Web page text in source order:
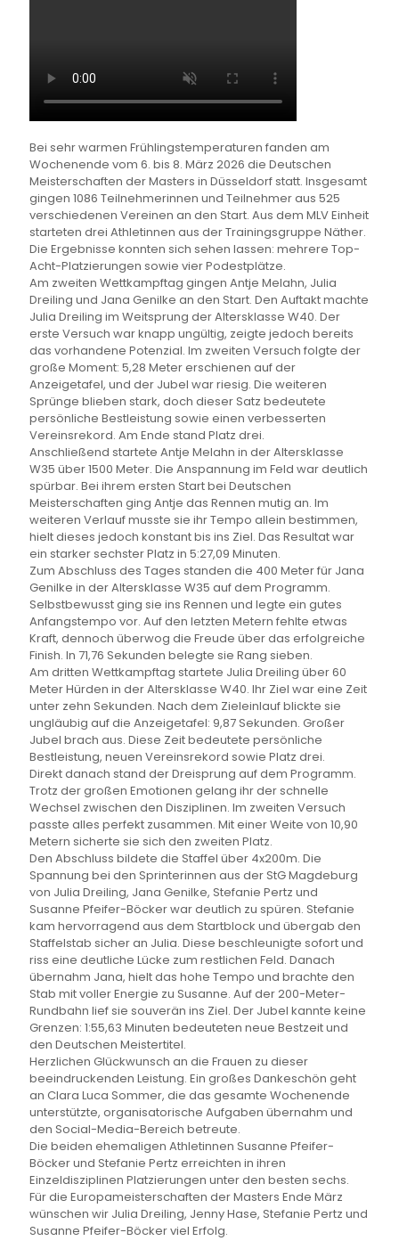
Bei sehr warmen Frühlingstemperaturen fanden am
Wochenende vom 6. bis 8. März 2026 die Deutschen
Meisterschaften der Masters in Düsseldorf statt. Insgesamt
gingen 1086 Teilnehmerinnen und Teilnehmer aus 525
verschiedenen Vereinen an den Start. Aus dem MLV Einheit
starteten drei Athletinnen aus der Trainingsgruppe Näther.
Die Ergebnisse konnten sich sehen lassen: mehrere Top-
Acht-Platzierungen sowie vier Podestplätze.
Am zweiten Wettkampftag gingen Antje Melahn, Julia
Dreiling und Jana Genilke an den Start. Den Auftakt machte
Julia Dreiling im Weitsprung der Altersklasse W40. Der
erste Versuch war knapp ungültig, zeigte jedoch bereits
das vorhandene Potenzial. Im zweiten Versuch folgte der
große Moment: 5,28 Meter erschienen auf der
Anzeigetafel, und der Jubel war riesig. Die weiteren
Sprünge blieben stark, doch dieser Satz bedeutete
persönliche Bestleistung sowie einen verbesserten
Vereinsrekord. Am Ende stand Platz drei.
Anschließend startete Antje Melahn in der Altersklasse
W35 über 1500 Meter. Die Anspannung im Feld war deutlich
spürbar. Bei ihrem ersten Start bei Deutschen
Meisterschaften ging Antje das Rennen mutig an. Im
weiteren Verlauf musste sie ihr Tempo allein bestimmen,
hielt dieses jedoch konstant bis ins Ziel. Das Resultat war
ein starker sechster Platz in 5:27,09 Minuten.
Zum Abschluss des Tages standen die 400 Meter für Jana
Genilke in der Altersklasse W35 auf dem Programm.
Selbstbewusst ging sie ins Rennen und legte ein gutes
Anfangstempo vor. Auf den letzten Metern fehlte etwas
Kraft, dennoch überwog die Freude über das erfolgreiche
Finish. In 71,76 Sekunden belegte sie Rang sieben.
Am dritten Wettkampftag startete Julia Dreiling über 60
Meter Hürden in der Altersklasse W40. Ihr Ziel war eine Zeit
unter zehn Sekunden. Nach dem Zieleinlauf blickte sie
ungläubig auf die Anzeigetafel: 9,87 Sekunden. Großer
Jubel brach aus. Diese Zeit bedeutete persönliche
Bestleistung, neuen Vereinsrekord sowie Platz drei.
Direkt danach stand der Dreisprung auf dem Programm.
Trotz der großen Emotionen gelang ihr der schnelle
Wechsel zwischen den Disziplinen. Im zweiten Versuch
passte alles perfekt zusammen. Mit einer Weite von 10,90
Metern sicherte sie sich den zweiten Platz.
Den Abschluss bildete die Staffel über 4x200m. Die
Spannung bei den Sprinterinnen aus der StG Magdeburg
von Julia Dreiling, Jana Genilke, Stefanie Pertz und
Susanne Pfeifer-Böcker war deutlich zu spüren. Stefanie
kam hervorragend aus dem Startblock und übergab den
Staffelstab sicher an Julia. Diese beschleunigte sofort und
riss eine deutliche Lücke zum restlichen Feld. Danach
übernahm Jana, hielt das hohe Tempo und brachte den
Stab mit voller Energie zu Susanne. Auf der 200-Meter-
Rundbahn lief sie souverän ins Ziel. Der Jubel kannte keine
Grenzen: 1:55,63 Minuten bedeuteten neue Bestzeit und
den Deutschen Meistertitel.
Herzlichen Glückwunsch an die Frauen zu dieser
beeindruckenden Leistung. Ein großes Dankeschön geht
an Clara Luca Sommer, die das gesamte Wochenende
unterstützte, organisatorische Aufgaben übernahm und
den Social-Media-Bereich betreute.
Die beiden ehemaligen Athletinnen Susanne Pfeifer-
Böcker und Stefanie Pertz erreichten in ihren
Einzeldisziplinen Platzierungen unter den besten sechs.
Für die Europameisterschaften der Masters Ende März
wünschen wir Julia Dreiling, Jenny Hase, Stefanie Pertz und
Susanne Pfeifer-Böcker viel Erfolg.